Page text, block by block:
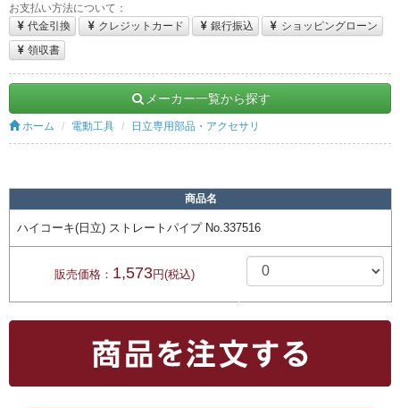
お支払い方法について：
代金引換
クレジットカード 銀行振込
ショッピングローン
領収書
メーカー一覧から探す
ホーム 電動工具 日立専用部品・アクセサリ
商品名
ハイコーキ(日立) ストレートパイプ No.337516
販売価格： 1,573円(税込)